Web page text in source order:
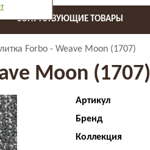
СОПУТСТВУЮЩИЕ ТОВАРЫ
Forbo - Weave Moon (1707)
Moon (1707)
Артикул
Бренд
Коллекция